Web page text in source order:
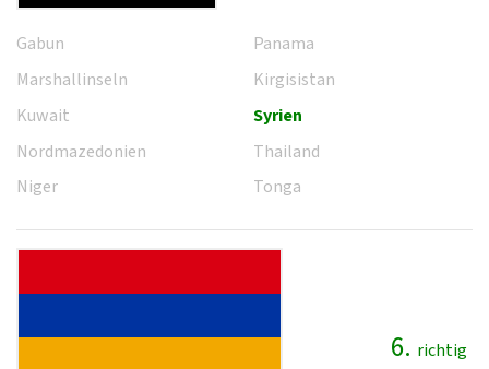
Gabun
Marshallinseln
Kuwait
Nordmazedonien
Niger
Panama
Kirgisistan
Syrien
Thailand
Tonga
6. richtig